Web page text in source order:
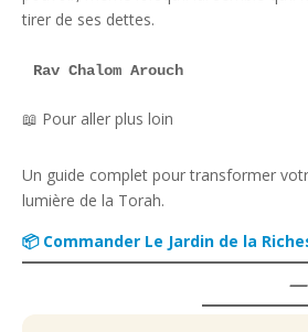
tirer de ses dettes.
Rav Chalom Arouch
📖 Pour aller plus loin
Un guide complet pour transformer
lumière de la Torah.
📦 Commander Le Jardin de la
—